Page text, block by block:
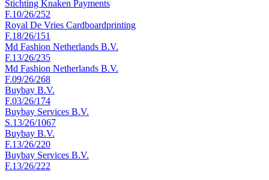
Stichting Knaken Payments
F.10/26/252
Royal De Vries Cardboardprinting
F.18/26/151
Md Fashion Netherlands B.V.
F.13/26/235
Md Fashion Netherlands B.V.
F.09/26/268
Buybay B.V.
F.03/26/174
Buybay Services B.V.
S.13/26/1067
Buybay B.V.
F.13/26/220
Buybay Services B.V.
F.13/26/222